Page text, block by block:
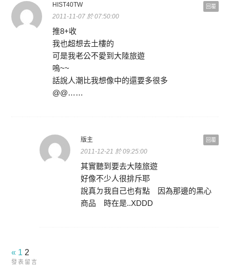
回覆
HIST40TW
2011-11-07 於 07:50:00
推8+收
我也超想去土樓的
可是我老公不愛到大陸旅遊
嗚~~
話說人潮比我想像中的還要多很多
@@……
回覆
版主
2011-12-21 於 09:25:00
其實聽到要去大陸旅遊
好像不少人很排斥耶
說真ㄉ我自己也有點 因為那邊的黑心
商品 時在是..XDDD
« 1 2
發表留言